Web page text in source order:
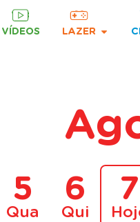
VÍDEOS LAZER
5
Qua
6
Qui
7